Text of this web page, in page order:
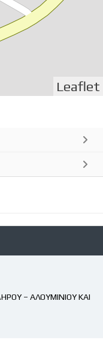
Leaflet
– ΑΛΟΥΜΙΝΙΟΥ ΚΑΙ